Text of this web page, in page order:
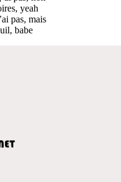
yeah
pas, mais
babe